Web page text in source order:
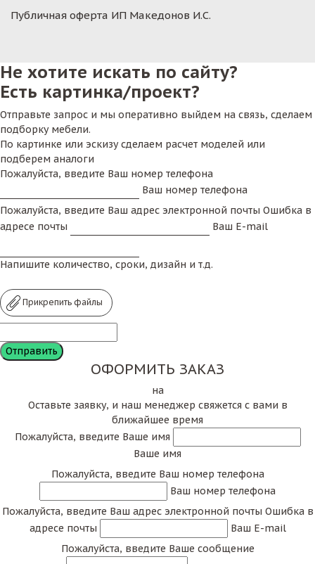
Публичная оферта ИП Македонов И.С.
Не хотите искать по сайту?
Есть картинка/проект?
Отправьте запрос и мы оперативно выйдем на связь, сделаем
подборку мебели.
По картинке или эскизу сделаем расчет моделей или
подберем аналоги
Пожалуйста, введите Ваш номер телефона
Ваш номер телефона
Пожалуйста, введите Ваш адрес электронной почты Ошибка в
адресе почты
Ваш E-mail
Напишите количество, сроки, дизайн и т.д.
Прикрепить файлы
ОФОРМИТЬ ЗАКАЗ
на
Оставьте заявку, и наш менеджер свяжется с вами в
ближайшее время
Пожалуйста, введите Ваше имя
Ваше имя
Пожалуйста, введите Ваш номер телефона
Ваш номер телефона
Пожалуйста, введите Ваш адрес электронной почты Ошибка в
адресе почты
Ваш E-mail
Пожалуйста, введите Ваше сообщение